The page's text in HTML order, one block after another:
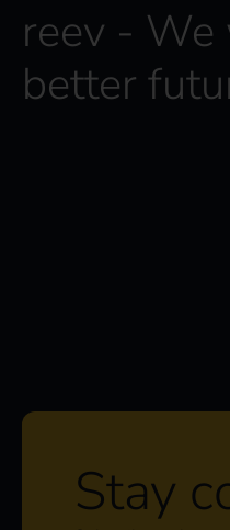
reev - We
better
Stay